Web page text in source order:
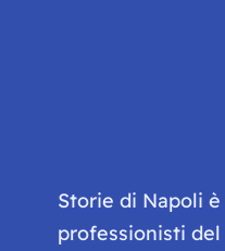
Storie di Napoli
professionisti